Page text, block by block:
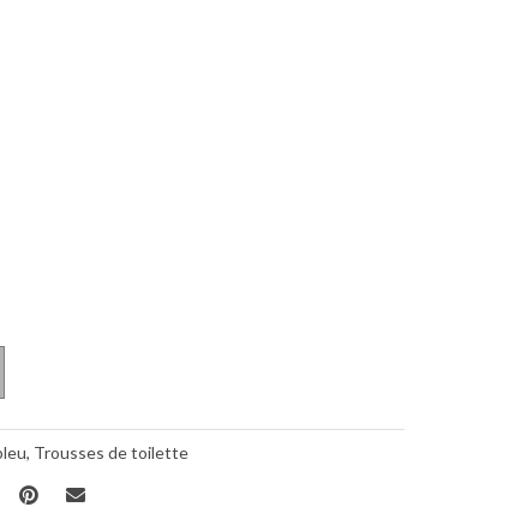
, Trousses de toilette